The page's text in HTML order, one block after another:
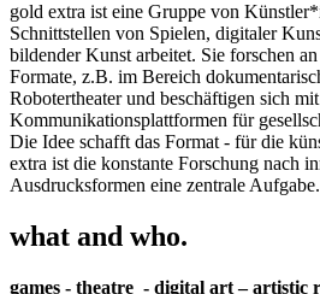
gold extra ist eine Gruppe von
Schnittstellen von Spielen, digitaler
bildender Kunst arbeitet. Sie forschen
Formate, z.B. im Bereich
Robotertheater und beschäftigen sich
Kommunikationsplattformen für
Die Idee schafft das Format - für die
extra ist die konstante Forschung nach
Ausdrucksformen eine zentrale Aufgabe.
what and who.
games - theatre - digital art – artistic